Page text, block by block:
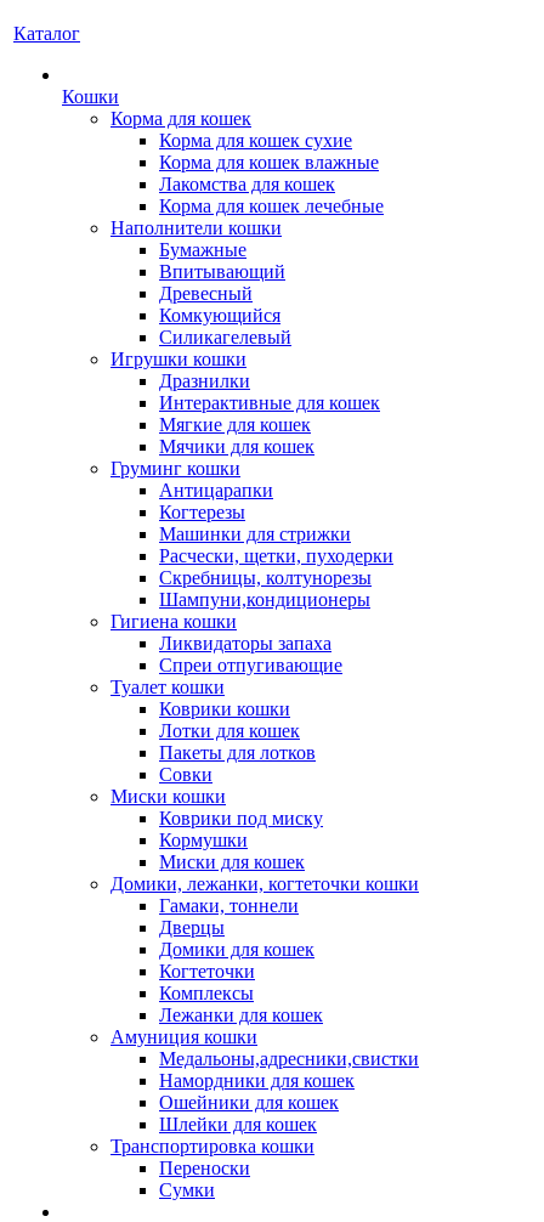
Каталог
Кошки
Корма для кошек
Корма для кошек сухие
Корма для кошек влажные
Лакомства для кошек
Корма для кошек лечебные
Наполнители кошки
Бумажные
Впитывающий
Древесный
Комкующийся
Силикагелевый
Игрушки кошки
Дразнилки
Интерактивные для кошек
Мягкие для кошек
Мячики для кошек
Груминг кошки
Антицарапки
Когтерезы
Машинки для стрижки
Расчески, щетки, пуходерки
Скребницы, колтунорезы
Шампуни,кондиционеры
Гигиена кошки
Ликвидаторы запаха
Спреи отпугивающие
Туалет кошки
Коврики кошки
Лотки для кошек
Пакеты для лотков
Совки
Миски кошки
Коврики под миску
Кормушки
Миски для кошек
Домики, лежанки, когтеточки кошки
Гамаки, тоннели
Дверцы
Домики для кошек
Когтеточки
Комплексы
Лежанки для кошек
Амуниция кошки
Медальоны,адресники,свистки
Намордники для кошек
Ошейники для кошек
Шлейки для кошек
Транспортировка кошки
Переноски
Сумки